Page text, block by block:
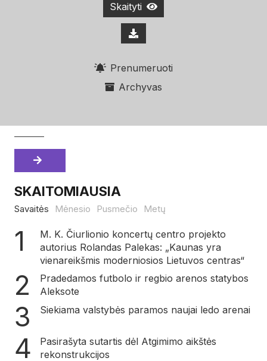
Skaityti
Prenumeruoti
Archyvas
SKAITOMIAUSIA
Savaitės Mėnesio Pusmečio Metų
M. K. Čiurlionio koncertų centro projekto
autorius Rolandas Palekas: „Kaunas yra
vienareikšmis moderniosios Lietuvos centras“
Pradedamos futbolo ir regbio arenos statybos
Aleksote
Siekiama valstybės paramos naujai ledo arenai
Pasirašyta sutartis dėl Atgimimo aikštės
rekonstrukcijos